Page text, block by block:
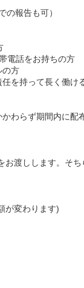
の報告も可）
電話をお持ちの方
の方
を持って長く働け
わらず期間内に配
お渡しします。そち
が変わります)